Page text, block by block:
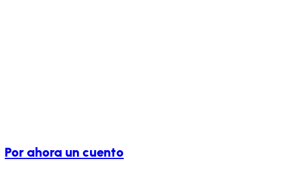
Por ahora un cuento